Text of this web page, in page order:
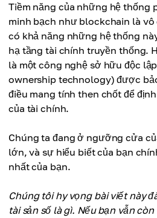
Tiềm năng của những hệ thống
minh bạch như blockchain là
có khả năng những hệ thống
hạ tầng tài chính truyền thống.
là một công nghệ sở hữu độc
ownership technology) được
điều mang tính then chốt để
của tài chính.
Chúng ta đang ở ngưỡng cửa
lớn, và sự hiểu biết của bạn
nhất của bạn.
Chúng tôi hy vọng bài viết này
tài sản số là gì. Nếu bạn vẫn